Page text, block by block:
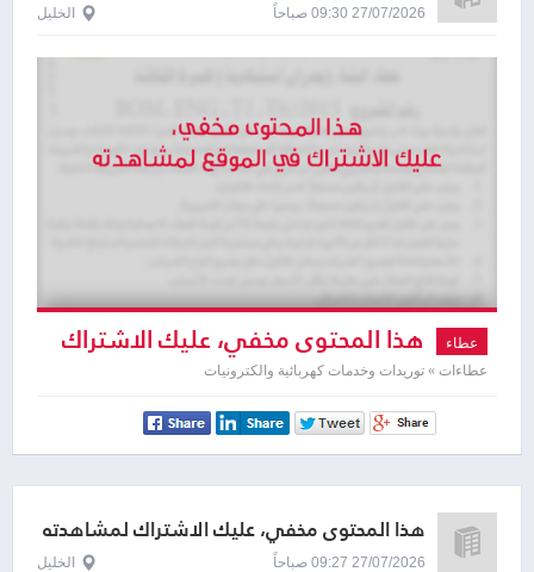
27/07/2026 09:30 صباحاً الخليل
عطاء هذا المحتوى مخفي، عليك الاشتراك
لمشاهدته
عطاءات » توريدات وخدمات كهربائية والكترونيات
هذا المحتوى مخفي، عليك الاشتراك لمشاهدته
27/07/2026 09:27 صباحاً الخليل